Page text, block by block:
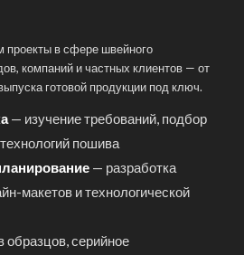
в сфере швейного
компаний и частных клиентов — от
готовой продукции под ключ.
— изучение требований, подбор
пошива
— разработка
макетов и технологической
образцов, серийное